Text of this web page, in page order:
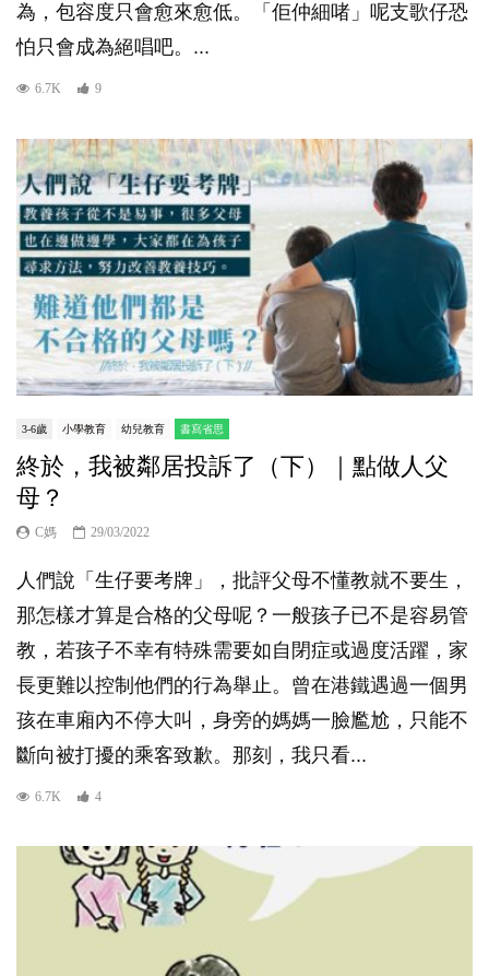
為，包容度只會愈來愈低。「佢仲細啫」呢支歌仔恐
怕只會成為絕唱吧。...
6.7K 9
3-6歲 小學教育 幼兒教育 書寫省思
終於，我被鄰居投訴了（下）｜點做人父
母？
C媽 29/03/2022
人們說「生仔要考牌」，批評父母不懂教就不要生，
那怎樣才算是合格的父母呢？一般孩子已不是容易管
教，若孩子不幸有特殊需要如自閉症或過度活躍，家
長更難以控制他們的行為舉止。曾在港鐵遇過一個男
孩在車廂內不停大叫，身旁的媽媽一臉尷尬，只能不
斷向被打擾的乘客致歉。那刻，我只看...
6.7K 4